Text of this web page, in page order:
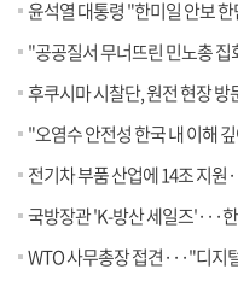
윤석열 대통령 "한미일 안보
"공공질서 무너뜨린 민노총 집회,
후쿠시마 시찰단, 원전 현장 방
"오염수 안전성 한국 내 이해
전기차 부품 산업에 14조 지원···
국방장관 'K-방산 세일즈'···
WTO 사무총장 접견···"디지